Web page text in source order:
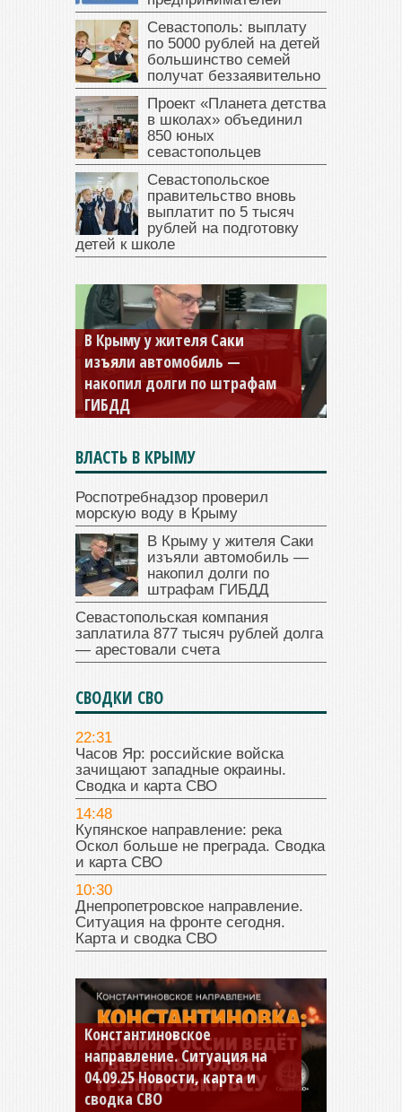
Севастополь: выплату
по 5000 рублей на детей
большинство семей
получат беззаявительно
Проект «Планета детства
в школах» объединил
850 юных
севастопольцев
Севастопольское
правительство вновь
выплатит по 5 тысяч
рублей на подготовку
детей к школе
В Крыму у жителя Саки
изъяли автомобиль —
накопил долги по штрафам
ГИБДД
ВЛАСТЬ В КРЫМУ
Роспотребнадзор проверил
морскую воду в Крыму
В Крыму у жителя Саки
изъяли автомобиль —
накопил долги по
штрафам ГИБДД
Севастопольская компания
заплатила 877 тысяч рублей долга
— арестовали счета
СВОДКИ СВО
22:31
Часов Яр: российские войска
зачищают западные окраины.
Сводка и карта СВО
14:48
Купянское направление: река
Оскол больше не преграда. Сводка
и карта СВО
10:30
Днепропетровское направление.
Ситуация на фронте сегодня.
Карта и сводка СВО
Константиновское
направление. Ситуация на
04.09.25 Новости, карта и
сводка СВО